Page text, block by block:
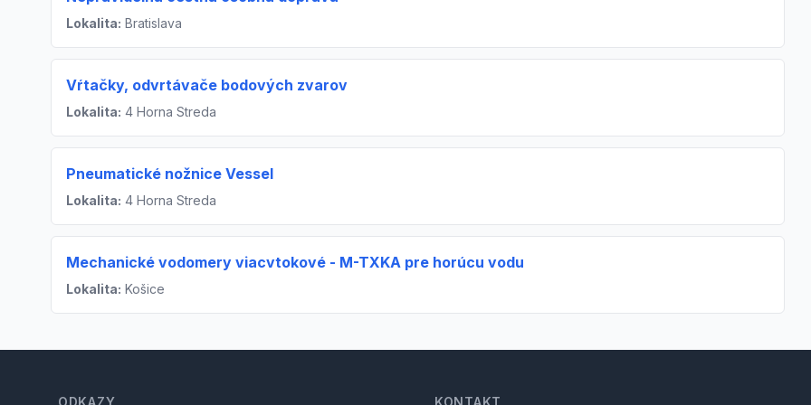
Lokalita: Bratislava
Vŕtačky, odvrtávače bodových zvarov
Lokalita: 4 Horna Streda
Pneumatické nožnice Vessel
Lokalita: 4 Horna Streda
Mechanické vodomery viacvtokové - M-TXKA pre horúcu vodu
Lokalita: Košice
ODKAZY KONTAKT